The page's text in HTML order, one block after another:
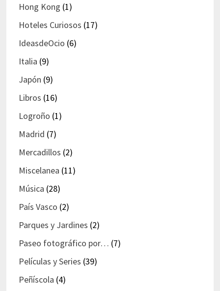
Hong Kong (1)
Hoteles Curiosos (17)
IdeasdeOcio (6)
Italia (9)
Japón (9)
Libros (16)
Logroño (1)
Madrid (7)
Mercadillos (2)
Miscelanea (11)
Música (28)
País Vasco (2)
Parques y Jardines (2)
Paseo fotográfico por… (7)
Películas y Series (39)
Peñíscola (4)